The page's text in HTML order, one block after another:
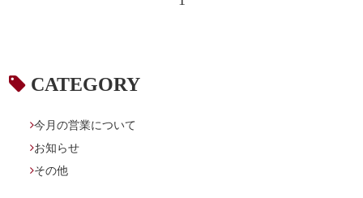
 CATEGORY
今月の営業について
お知らせ
その他